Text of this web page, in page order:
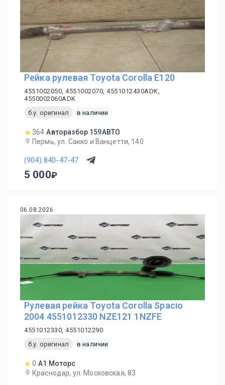
Рейка рулевая Toyota Corolla E120
4551002050, 4551002070, 4551012430ADK,
4550002060ADK
б.у. оригинал
в наличии
364 Авторазбор 159АВТО
Пермь, ул. Сакко и Ванцетти, 140
(904) 840-47-47
5 000
06.08.2026
Рулевая рейка Toyota Corolla Spacio
2004 4551012330 NZE121 1NZFE
4551012330, 4551012290
б.у. оригинал
в наличии
0 А1 Моторс
Краснодар, ул. Московская, 83